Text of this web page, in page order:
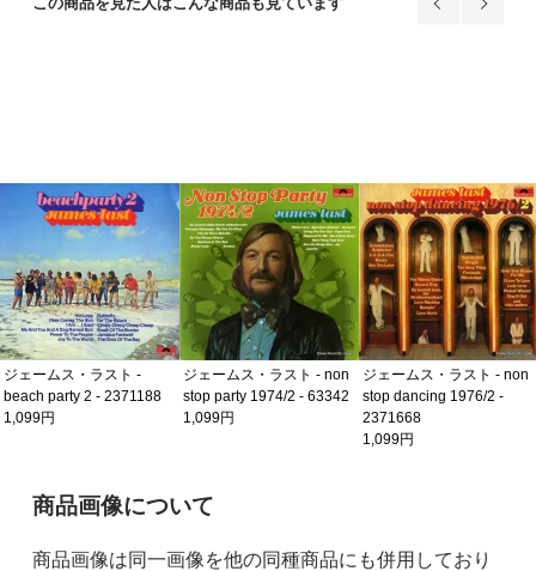
ジェームス・ラスト -
beach party 2 - 2371188
1,099円
ジェームス・ラスト - non
stop party 1974/2 - 63342
1,099円
ジェームス・ラスト - non
stop dancing 1976/2 -
2371668
1,099円
ご購入前の注意事項
商品画像について
商品画像は同一画像を他の同種商品にも併用しており